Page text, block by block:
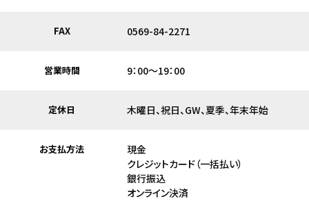
FAX 0569-84-2271
営業時間 9：00～19：00
定休日 木曜日、祝日、GW、夏季、年末年始
お支払方法
現金
クレジットカード（一括払い）
銀行振込
オンライン決済